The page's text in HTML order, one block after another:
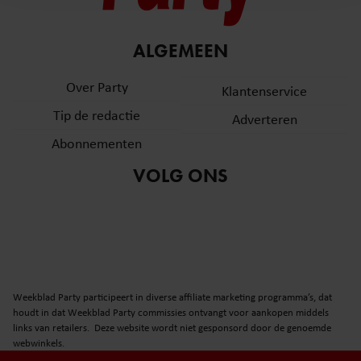
en om ons websiteverkeer te analyseren. Ook delen we
informatie over uw gebruik van onze site met onze
partners voor social media, adverteren en analyse. Deze
informatie die u aan ze heeft verstrekt of die ze hebben
gaat akkoord met onze cookies als u onze website blijft
gebruiken.
ALGEMEEN
Over Party
Tip de redactie
Abonnementen
Klantenservice
Adverteren
VOLG ONS
Weekblad Party participeert in diverse affiliate marketing programma’s, dat
houdt in dat Weekblad Party commissies ontvangt voor aankopen middels
links van retailers. Deze website wordt niet gesponsord door de genoemde
webwinkels.